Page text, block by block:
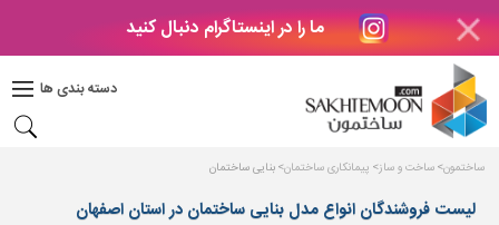
ما را در اینستاگرام دنبال کنید
دسته بندی ها
دکوراسیون
بتن
های
بتنی
ساختمون ساخت و ساز پیمانکاری ساختمان بنایی ساختمان
لیست فروشندگان انواع مدل بنایی ساختمان در استان اصفهان